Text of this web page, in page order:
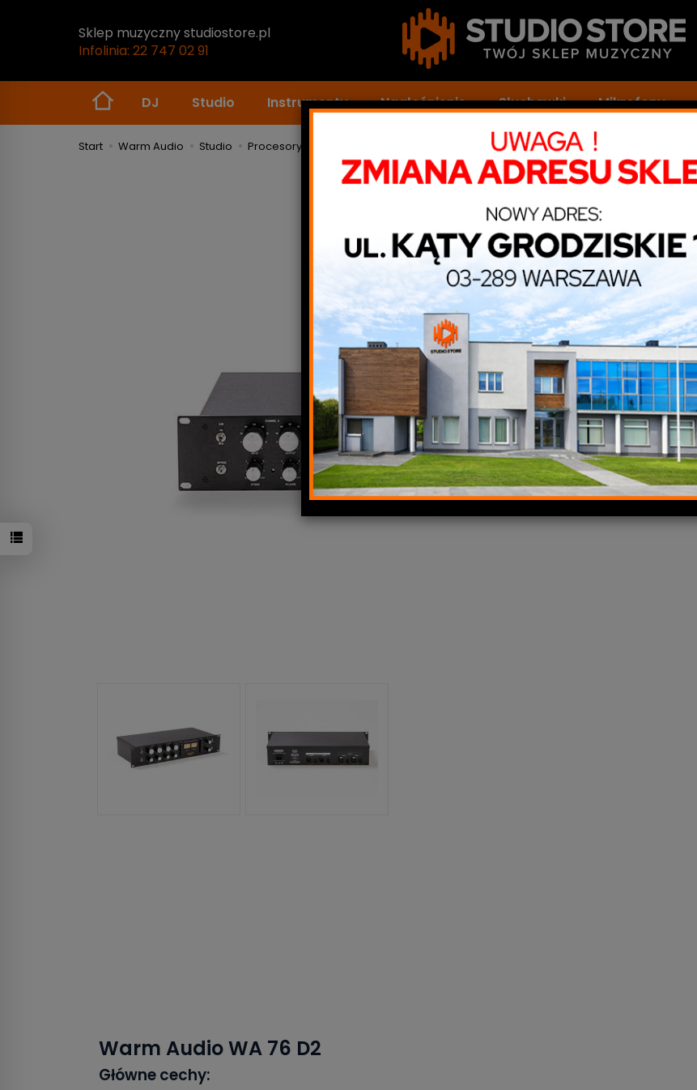
Sklep muzyczny studiostore.pl
Infolinia: 22 747 02 91
DJ Studio Instrumenty Nagłośnienie Słuchawki Mikrofony
Start Warm Audio Studio Procesory sygnałowe i efektowe Limitery/kompresory Warm Audio WA 76 D2 –
Warm Audio WA 76 D2
Główne cechy: